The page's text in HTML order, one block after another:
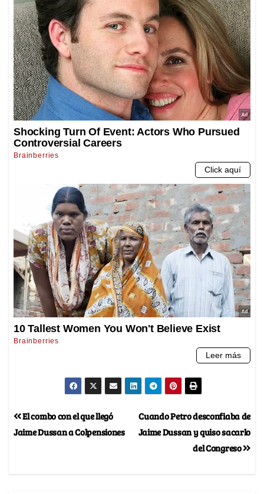
Cuando Petro desconfiaba de
Jaime Dussan y quiso sacarlo
del Congreso
El combo con el que llegó
Jaime Dussan a Colpensiones